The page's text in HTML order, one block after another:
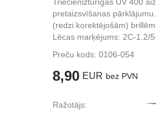
pretaizsvīšanas
(redzi korektējošām)
Lēcas marķējums: 2C-1.2/
Preču kods: 0106-054
8,90 EUR bez PVN
Ražotājs: